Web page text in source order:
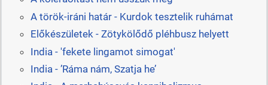
A török-iráni határ - Kurdok tesztelik ruhámat
Előkészületek - Zötykölődő pléhbusz helyett
India - 'fekete lingamot simogat'
India - ’Ráma nám, Szatja he’